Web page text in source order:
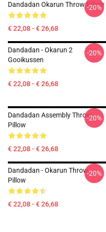
Dandadan Okarun Throw Pillow
€ 22,08 - € 26,68
-20%
Dandadan - Okarun 2
Gooikussen
€ 22,08 - € 26,68
-20%
Dandadan Assembly Throw
Pillow
€ 22,08 - € 26,68
-20%
Dandadan - Okarun Throw
Pillow
€ 22,08 - € 26,68
-20%